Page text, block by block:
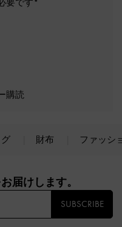
購読
財布 ファッシ
届けします。​
SUBSCRIBE